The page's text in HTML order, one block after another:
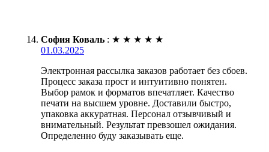
София Коваль : ★ ★ ★ ★ ★
01.03.2025
Электронная рассылка заказов работает без сбоев.
Процесс заказа прост и интуитивно понятен.
Выбор рамок и форматов впечатляет. Качество
печати на высшем уровне. Доставили быстро,
упаковка аккуратная. Персонал отзывчивый и
внимательный. Результат превзошел ожидания.
Определенно буду заказывать еще.